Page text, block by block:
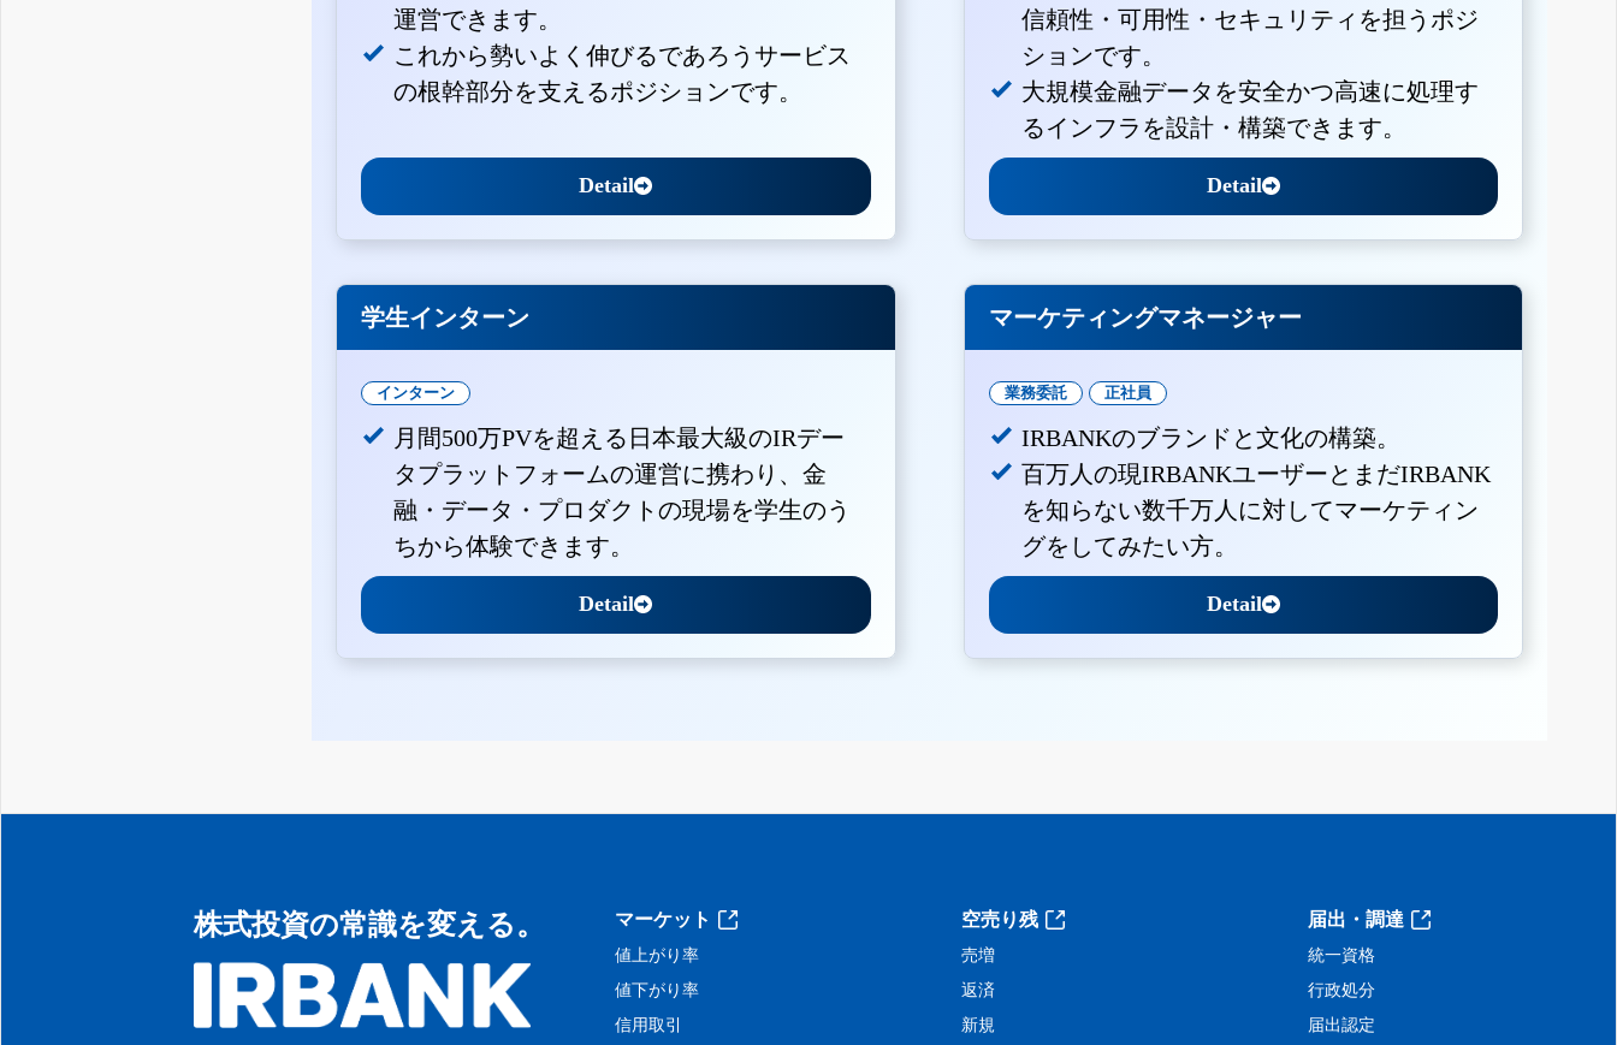
運営できます。
これから勢いよく伸びるであろうサービス
の根幹部分を支えるポジションです。
Detail
信頼性・可用性・セキュリティを担うポジ
ションです。
大規模金融データを安全かつ高速に処理す
るインフラを設計・構築できます。
Detail
学生インターン
インターン
月間500万PVを超える日本最大級のIRデー
タプラットフォームの運営に携わり、金
融・データ・プロダクトの現場を学生のう
ちから体験できます。
Detail
マーケティングマネージャー
業務委託 正社員
IRBANKのブランドと文化の構築。
百万人の現IRBANKユーザーとまだIRBANK
を知らない数千万人に対してマーケティン
グをしてみたい方。
Detail
株式投資の常識を変える。 マーケット
値上がり率
値下がり率
信用取引
空売り残
売増
返済
新規
届出・調達
統一資格
行政処分
届出認定